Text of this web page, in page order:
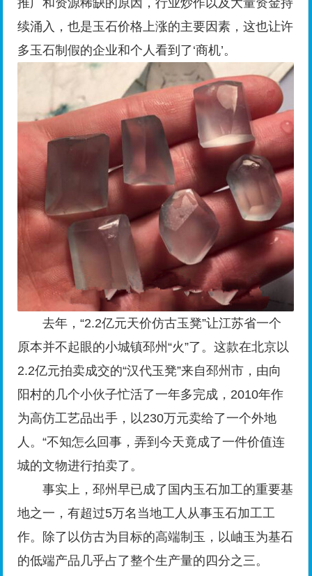
推广和资源稀缺的原因，行业炒作以及大量资金持
续涌入，也是玉石价格上涨的主要因素，这也让许
多玉石制假的企业和个人看到了‘商机’。
去年，“2.2亿元天价仿古玉凳”让江苏省一个
原本并不起眼的小城镇邳州“火”了。这款在北京以
2.2亿元拍卖成交的“汉代玉凳”来自邳州市，由向
阳村的几个小伙子忙活了一年多完成，2010年作
为高仿工艺品出手，以230万元卖给了一个外地
人。“不知怎么回事，弄到今天竟成了一件价值连
城的文物进行拍卖了。
事实上，邳州早已成了国内玉石加工的重要基
地之一，有超过5万名当地工人从事玉石加工工
作。除了以仿古为目标的高端制玉，以岫玉为基石
的低端产品几乎占了整个生产量的四分之三。